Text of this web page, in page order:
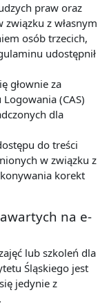
praw oraz
z własnym
osób trzecich,
udostępnił
głownie za
(CAS)
dla
do treści
w związku z
korekt
na e-
lub szkoleń dla
Śląskiego jest
jedynie z